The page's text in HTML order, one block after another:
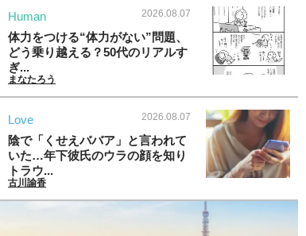
Human 2026.08.07
体力をつける“体力がない”問題、
どう乗り越える？50代のリアルす
ぎ...
まなたろう
Love 2026.08.07
陰で「くせえババア」と言われて
いた…年下彼氏のウラの顔を知り
トラウ...
古川諭香